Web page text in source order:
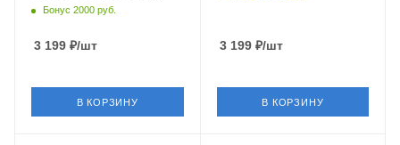
Бонус 2000 руб.
3 199 ₽/шт
В КОРЗИНУ
3 199₽/шт
В КОРЗИНУ